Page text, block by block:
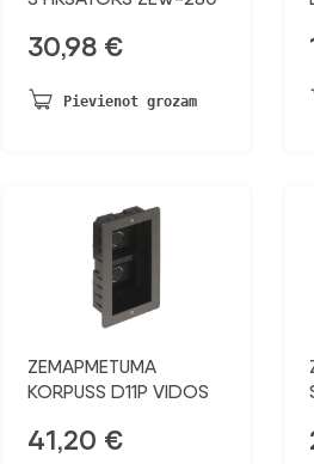
30,98 €
Pievienot grozam
ZEMAPMETUMA
KORPUSS D11P VIDOS
41,20 €